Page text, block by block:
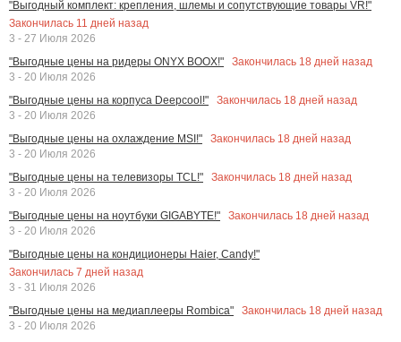
"Выгодный комплект: крепления, шлемы и сопутствующие товары VR!"
Закончилась 11 дней назад
3 - 27 Июля 2026
"Выгодные цены на ридеры ONYX BOOX!"
Закончилась 18 дней назад
3 - 20 Июля 2026
"Выгодные цены на корпуса Deepcool!"
Закончилась 18 дней назад
3 - 20 Июля 2026
"Выгодные цены на охлаждение MSI!"
Закончилась 18 дней назад
3 - 20 Июля 2026
"Выгодные цены на телевизоры TCL!"
Закончилась 18 дней назад
3 - 20 Июля 2026
"Выгодные цены на ноутбуки GIGABYTE!"
Закончилась 18 дней назад
3 - 20 Июля 2026
"Выгодные цены на кондиционеры Haier, Candy!"
Закончилась 7 дней назад
3 - 31 Июля 2026
"Выгодные цены на медиаплееры Rombica"
Закончилась 18 дней назад
3 - 20 Июля 2026